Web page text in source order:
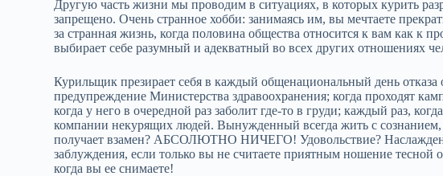
Другую часть жизни мы проводим в ситуациях, в которых курить
запрещено. Очень странное хобби: занимаясь им, вы мечтаете
за странная жизнь, когда половина общества относится к вам как к
выбирает себе разумный и адекватный во всех других отношениях
Курильщик презирает себя в каждый общенациональный день отказа
предупреждение Министерства здравоохранения; когда проходят
когда у него в очередной раз заболит где‑то в груди; каждый раз,
компании некурящих людей. Вынужденный всегда жить с
получает взамен? АБСОЛЮТНО НИЧЕГО! Удовольствие?
заблуждения, если только вы не считаете приятным ношение тесной
когда вы ее снимаете!